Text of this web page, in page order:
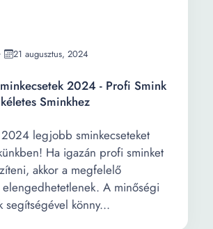
21 augusztus, 2024
2024 - Profi Smink
Sminkhez
legjobb sminkecseteket
Ha igazán profi sminket
akkor a megfelelő
elengedhetetlenek. A minőségi
segítségével könny...